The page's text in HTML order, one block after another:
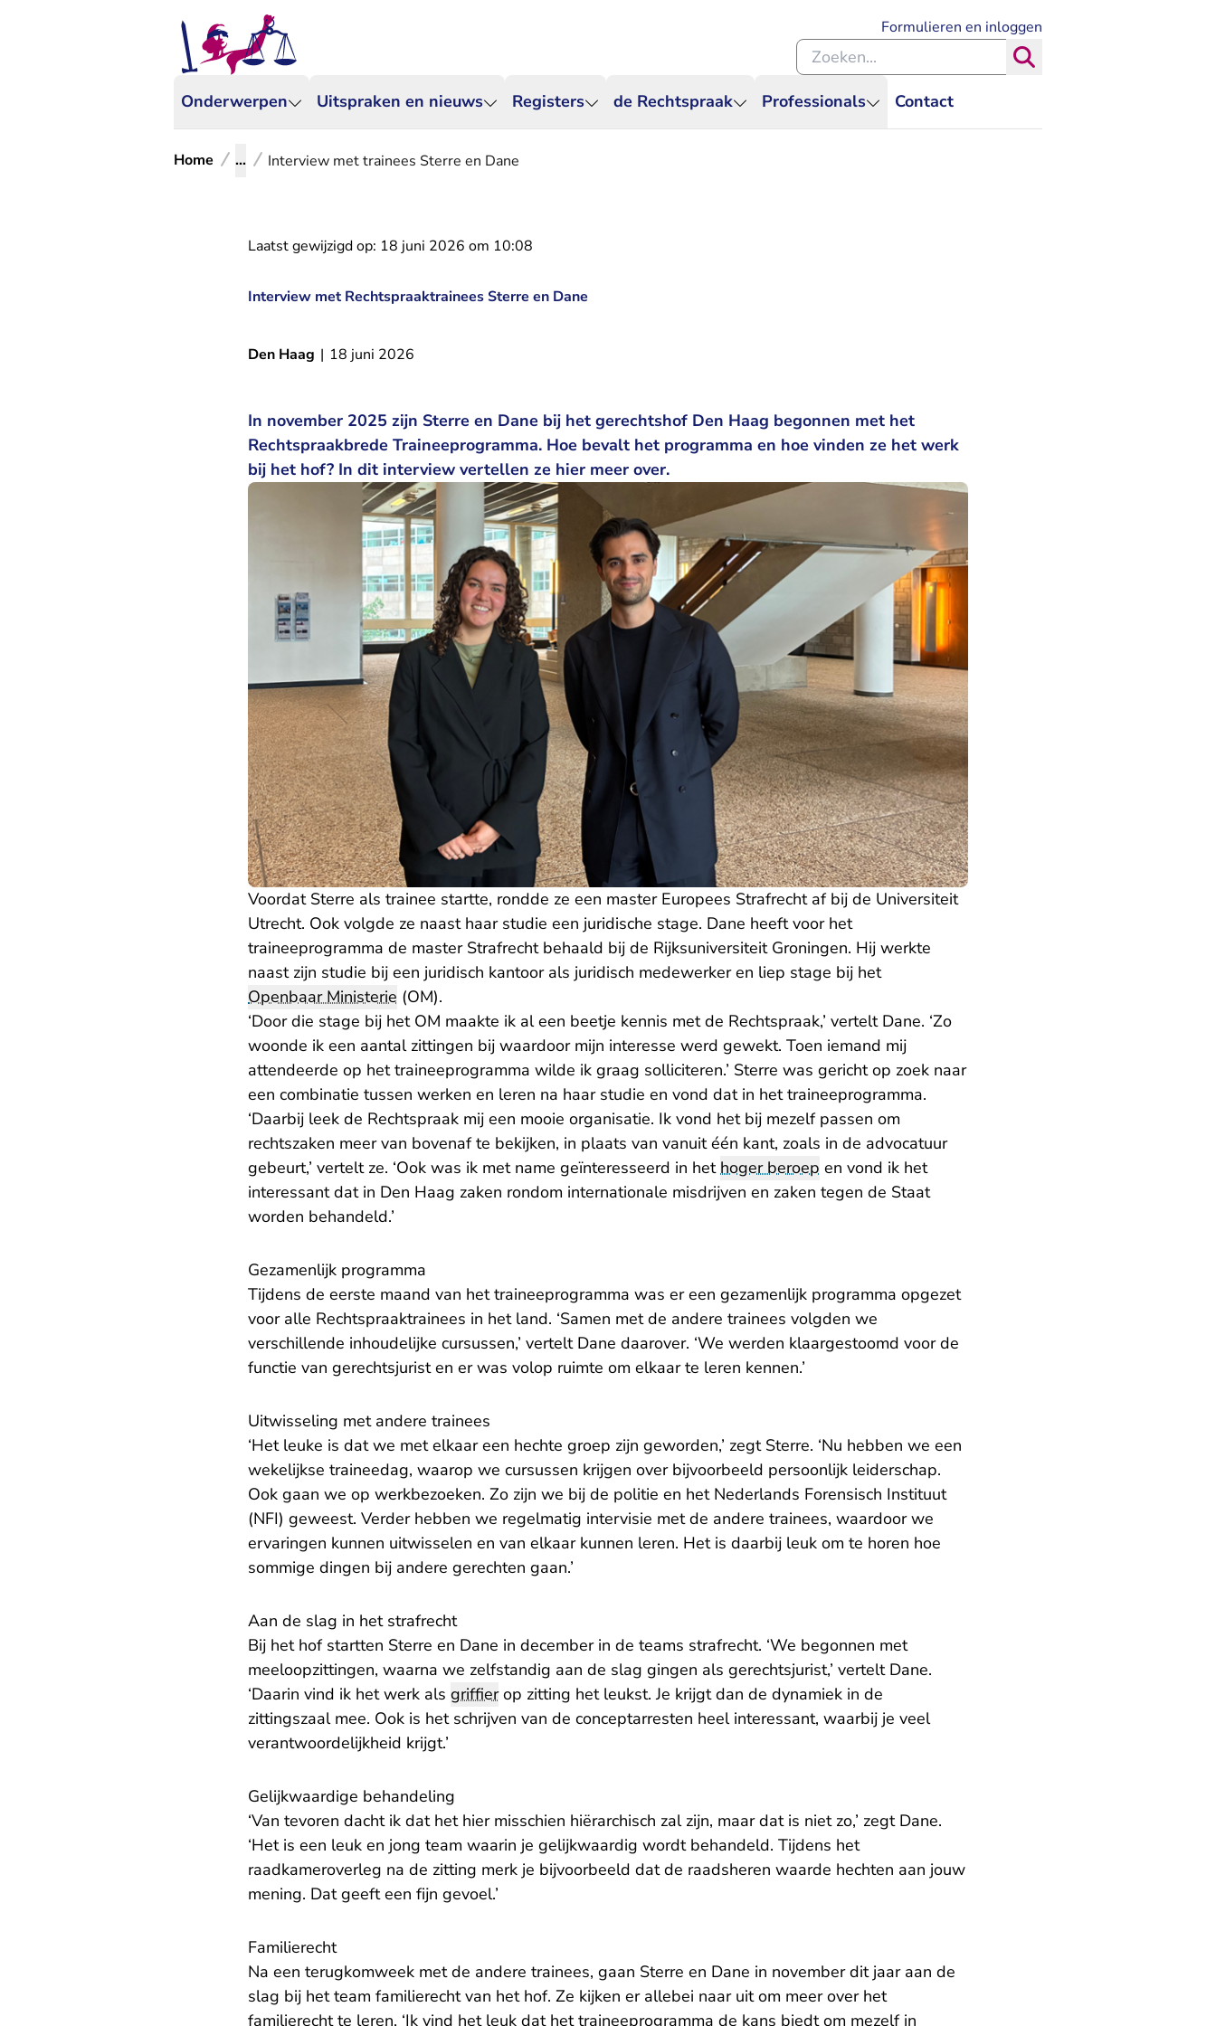
Onderwerpen Uitspraken en nieuws Registers de Rechtspraak Professionals Contact
Formulieren en inloggen
Zoeken binnen de Rechtspraak
Home ... Interview met trainees Sterre en Dane
Laatst gewijzigd op: 18 juni 2026 om 10:08
Interview met Rechtspraaktrainees Sterre en Dane
Den Haag | 18 juni 2026
In november 2025 zijn Sterre en Dane bij het gerechtshof Den Haag begonnen met het
Rechtspraakbrede Traineeprogramma. Hoe bevalt het programma en hoe vinden ze het werk
bij het hof? In dit interview vertellen ze hier meer over.
Voordat Sterre als trainee startte, rondde ze een master Europees Strafrecht af bij de Universiteit
Utrecht. Ook volgde ze naast haar studie een juridische stage. Dane heeft voor het
traineeprogramma de master Strafrecht behaald bij de Rijksuniversiteit Groningen. Hij werkte
naast zijn studie bij een juridisch kantoor als juridisch medewerker en liep stage bij het
Openbaar Ministerie (OM).
‘Door die stage bij het OM maakte ik al een beetje kennis met de Rechtspraak,’ vertelt Dane. ‘Zo
woonde ik een aantal zittingen bij waardoor mijn interesse werd gewekt. Toen iemand mij
attendeerde op het traineeprogramma wilde ik graag solliciteren.’ Sterre was gericht op zoek naar
een combinatie tussen werken en leren na haar studie en vond dat in het traineeprogramma.
‘Daarbij leek de Rechtspraak mij een mooie organisatie. Ik vond het bij mezelf passen om
rechtszaken meer van bovenaf te bekijken, in plaats van vanuit één kant, zoals in de advocatuur
gebeurt,’ vertelt ze. ‘Ook was ik met name geïnteresseerd in het hoger beroep en vond ik het
interessant dat in Den Haag zaken rondom internationale misdrijven en zaken tegen de Staat
worden behandeld.’
Gezamenlijk programma
Tijdens de eerste maand van het traineeprogramma was er een gezamenlijk programma opgezet
voor alle Rechtspraaktrainees in het land. ‘Samen met de andere trainees volgden we
verschillende inhoudelijke cursussen,’ vertelt Dane daarover. ‘We werden klaargestoomd voor de
functie van gerechtsjurist en er was volop ruimte om elkaar te leren kennen.’
Uitwisseling met andere trainees
‘Het leuke is dat we met elkaar een hechte groep zijn geworden,’ zegt Sterre. ‘Nu hebben we een
wekelijkse traineedag, waarop we cursussen krijgen over bijvoorbeeld persoonlijk leiderschap.
Ook gaan we op werkbezoeken. Zo zijn we bij de politie en het Nederlands Forensisch Instituut
(NFI) geweest. Verder hebben we regelmatig intervisie met de andere trainees, waardoor we
ervaringen kunnen uitwisselen en van elkaar kunnen leren. Het is daarbij leuk om te horen hoe
sommige dingen bij andere gerechten gaan.’
Aan de slag in het strafrecht
Bij het hof startten Sterre en Dane in december in de teams strafrecht. ‘We begonnen met
meeloopzittingen, waarna we zelfstandig aan de slag gingen als gerechtsjurist,’ vertelt Dane.
‘Daarin vind ik het werk als griffierop zitting het leukst. Je krijgt dan de dynamiek in de
zittingszaal mee. Ook is het schrijven van de conceptarresten heel interessant, waarbij je veel
verantwoordelijkheid krijgt.’
Gelijkwaardige behandeling
‘Van tevoren dacht ik dat het hier misschien hiërarchisch zal zijn, maar dat is niet zo,’ zegt Dane.
‘Het is een leuk en jong team waarin je gelijkwaardig wordt behandeld. Tijdens het
raadkameroverleg na de zitting merk je bijvoorbeeld dat de raadsheren waarde hechten aan jouw
mening. Dat geeft een fijn gevoel.’
Familierecht
Na een terugkomweek met de andere trainees, gaan Sterre en Dane in november dit jaar aan de
slag bij het team familierecht van het hof. Ze kijken er allebei naar uit om meer over het
familierecht te leren. ‘Ik vind het leuk dat het traineeprogramma de kans biedt om mezelf in